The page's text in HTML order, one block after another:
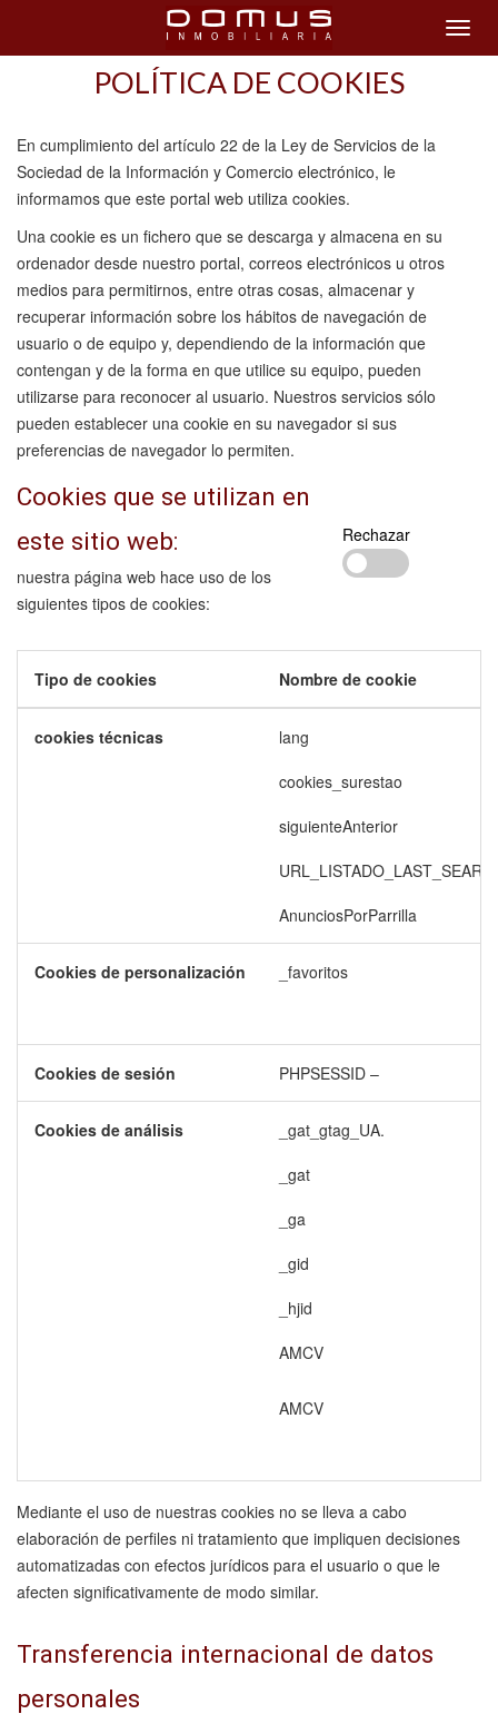
POLÍTICA DE COOKIES
En cumplimiento del artículo 22 de la Ley de Servicios de la
Sociedad de la Información y Comercio electrónico, le
informamos que este portal web utiliza cookies.
Una cookie es un fichero que se descarga y almacena en su
ordenador desde nuestro portal, correos electrónicos u otros
medios para permitirnos, entre otras cosas, almacenar y
recuperar información sobre los hábitos de navegación de
usuario o de equipo y, dependiendo de la información que
contengan y de la forma en que utilice su equipo, pueden
utilizarse para reconocer al usuario. Nuestros servicios sólo
pueden establecer una cookie en su navegador si sus
preferencias de navegador lo permiten.
Cookies que se utilizan en
este sitio web:
nuestra página web hace uso de los
siguientes tipos de cookies:
Rechazar
Tipo de cookies Nombre de cookie
cookies técnicas
lang
cookies_surestao
siguienteAnterior
AnunciosPorParrilla
Cookies de personalización _favoritos
Cookies de sesión PHPSESSID –
Cookies de análisis
_gat_gtag_UA.
_gat
_ga
_gid
_hjid
AMCV
AMCV
Mediante el uso de nuestras cookies no se lleva a cabo
elaboración de perfiles ni tratamiento que impliquen decisiones
automatizadas con efectos jurídicos para el usuario o que le
afecten significativamente de modo similar.
Transferencia internacional de datos
personales